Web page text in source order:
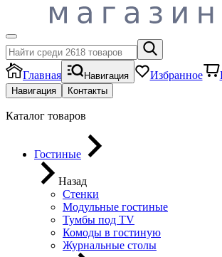
Главная Навигация Избранное
Навигация Контакты
Каталог товаров
Гостиные
Назад
Стенки
Модульные гостиные
Тумбы под ТV
Комоды в гостиную
Журнальные столы